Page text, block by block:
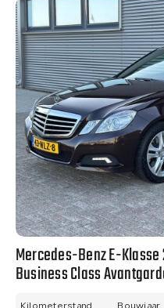
Mercedes-Benz E-Klasse
Business Class